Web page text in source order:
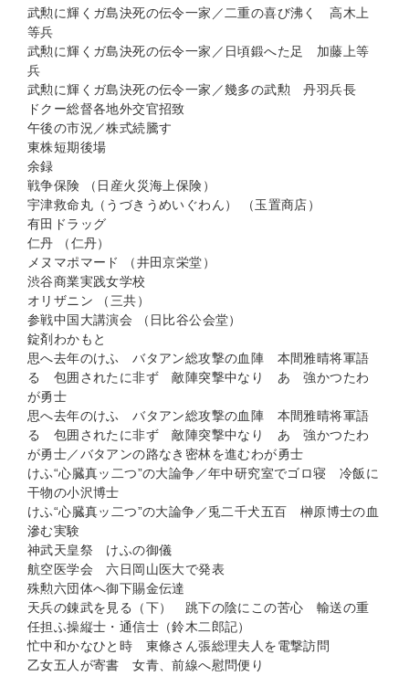
武勲に輝くガ島決死の伝令一家／二重の喜び沸く 高木上
等兵
武勲に輝くガ島決死の伝令一家／日頃鍛へた足 加藤上等
兵
武勲に輝くガ島決死の伝令一家／幾多の武勲 丹羽兵長
ドクー総督各地外交官招致
午後の市況／株式続騰す
東株短期後場
余録
戦争保険 （日産火災海上保険）
宇津救命丸（うづきうめいぐわん） （玉置商店）
有田ドラッグ
仁丹 （仁丹）
メヌマポマード （井田京栄堂）
渋谷商業実践女学校
オリザニン （三共）
参戦中国大講演会 （日比谷公会堂）
錠剤わかもと
思へ去年のけふ バタアン総攻撃の血陣 本間雅晴将軍語
る 包囲されたに非ず 敵陣突撃中なり あゝ強かつたわ
が勇士
思へ去年のけふ バタアン総攻撃の血陣 本間雅晴将軍語
る 包囲されたに非ず 敵陣突撃中なり あゝ強かつたわ
が勇士／バタアンの路なき密林を進むわが勇士
けふ“心臓真ッ二つ”の大論争／年中研究室でゴロ寝 冷飯に
干物の小沢博士
けふ“心臓真ッ二つ”の大論争／兎二千犬五百 榊原博士の血
滲む実験
神武天皇祭 けふの御儀
航空医学会 六日岡山医大で発表
殊勲六団体へ御下賜金伝達
天兵の錬武を見る（下） 跳下の陰にこの苦心 輸送の重
任担ふ操縦士・通信士（鈴木二郎記）
忙中和かなひと時 東條さん張総理夫人を電撃訪問
乙女五人が寄書 女青、前線へ慰問便り